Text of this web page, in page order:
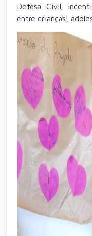
Defesa Civil,
entre crianças,